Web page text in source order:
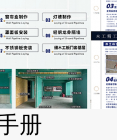
册